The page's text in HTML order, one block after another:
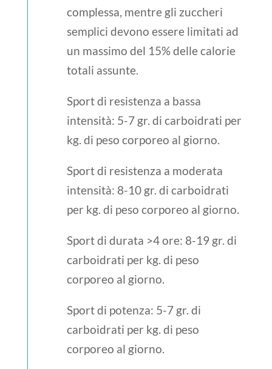
complessa, mentre gli zuccheri
semplici devono essere limitati ad
un massimo del 15% delle calorie
totali assunte.
Sport di resistenza a bassa
intensità: 5-7 gr. di carboidrati per
kg. di peso corporeo al giorno.
Sport di resistenza a moderata
intensità: 8-10 gr. di carboidrati
per kg. di peso corporeo al giorno.
Sport di durata >4 ore: 8-19 gr. di
carboidrati per kg. di peso
corporeo al giorno.
Sport di potenza: 5-7 gr. di
carboidrati per kg. di peso
corporeo al giorno.